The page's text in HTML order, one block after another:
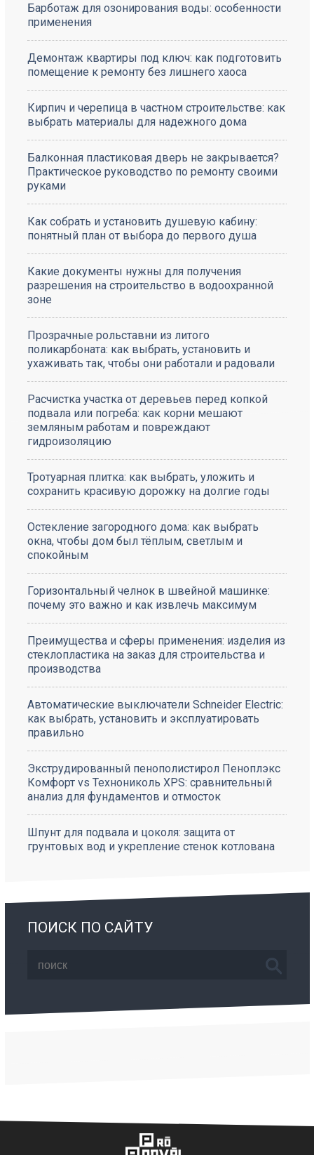
Барботаж для озонирования воды: особенности
применения
Демонтаж квартиры под ключ: как подготовить
помещение к ремонту без лишнего хаоса
Кирпич и черепица в частном строительстве: как
выбрать материалы для надежного дома
Балконная пластиковая дверь не закрывается?
Практическое руководство по ремонту своими
руками
Как собрать и установить душевую кабину:
понятный план от выбора до первого душа
Какие документы нужны для получения
разрешения на строительство в водоохранной
зоне
Прозрачные рольставни из литого
поликарбоната: как выбрать, установить и
ухаживать так, чтобы они работали и радовали
Расчистка участка от деревьев перед копкой
подвала или погреба: как корни мешают
земляным работам и повреждают
гидроизоляцию
Тротуарная плитка: как выбрать, уложить и
сохранить красивую дорожку на долгие годы
Остекление загородного дома: как выбрать
окна, чтобы дом был тёплым, светлым и
спокойным
Горизонтальный челнок в швейной машинке:
почему это важно и как извлечь максимум
Преимущества и сферы применения: изделия из
стеклопластика на заказ для строительства и
производства
Автоматические выключатели Schneider Electric:
как выбрать, установить и эксплуатировать
правильно
Экструдированный пенополистирол Пеноплэкс
Комфорт vs Технониколь XPS: сравнительный
анализ для фундаментов и отмосток
Шпунт для подвала и цоколя: защита от
грунтовых вод и укрепление стенок котлована
ПОИСК ПО САЙТУ